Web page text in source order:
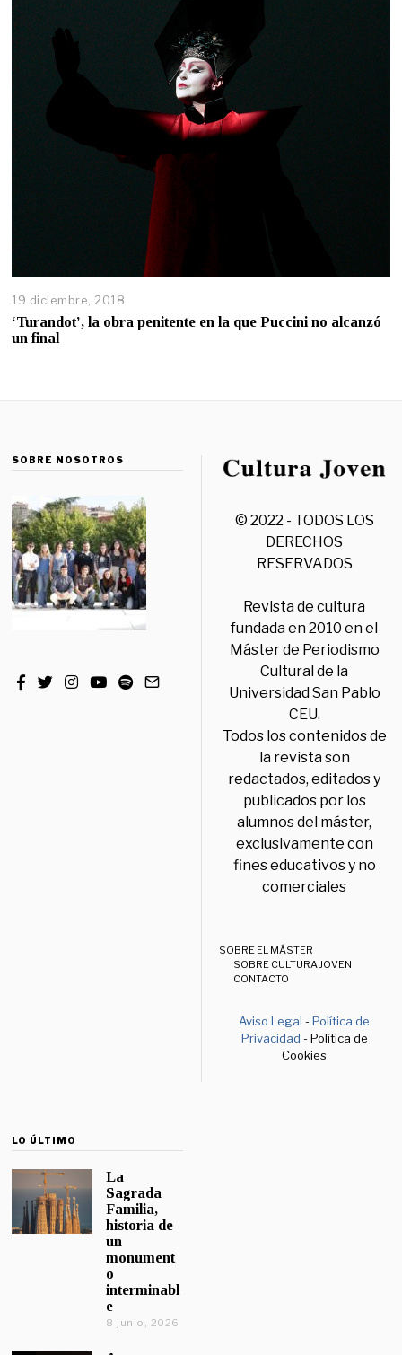
19 diciembre, 2018
‘Turandot’, la obra penitente en la que Puccini no alcanzó
un final
SOBRE NOSOTROS
© 2022 - TODOS LOS
DERECHOS
RESERVADOS
Revista de cultura
fundada en 2010 en el
Máster de Periodismo
Cultural de la
Universidad San Pablo
CEU.
Todos los contenidos de
la revista son
redactados, editados y
publicados por los
alumnos del máster,
exclusivamente con
fines educativos y no
comerciales
SOBRE EL MÁSTER
SOBRE CULTURA JOVEN
CONTACTO
Aviso Legal -Política de
Privacidad - Política de
Cookies
LO ÚLTIMO
La
Sagrada
Familia,
historia de
un
monument
o
interminabl
e
8 junio, 2026